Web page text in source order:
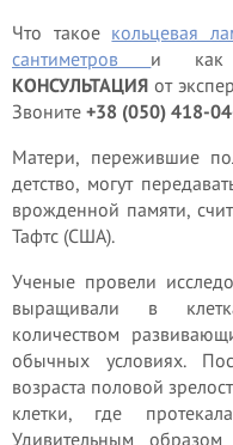
Что такое кольцевая
сантиметров и как
КОНСУЛЬТАЦИЯ от
Звоните +38 (050) 418-
Матери, пережившие
детство, могут
врожденной памяти,
Тафтс (США).
Ученые провели
выращивали в
количеством
обычных условиях.
возраста половой
клетки, где
Удивительным